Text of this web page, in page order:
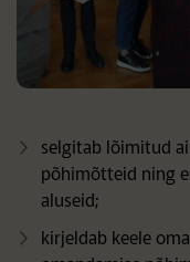
selgitab lõimitud
põhimõtteid ning
aluseid;
kirjeldab keele